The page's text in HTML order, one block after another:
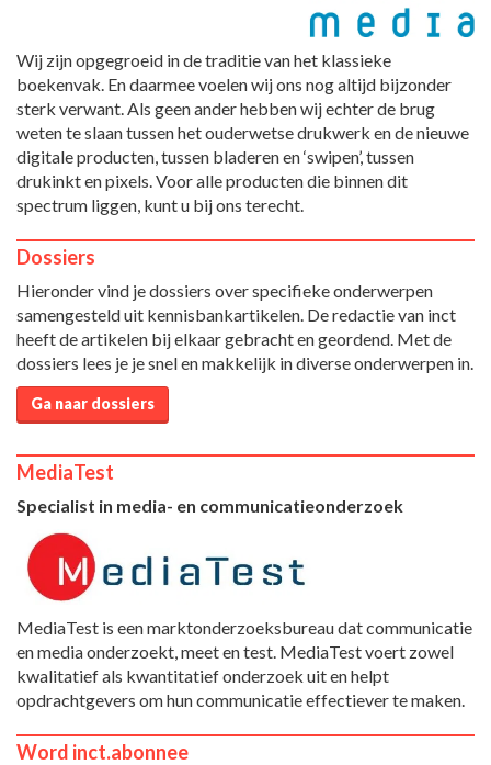
Wij zijn opgegroeid in de traditie van het klassieke
boekenvak. En daarmee voelen wij ons nog altijd bijzonder
sterk verwant. Als geen ander hebben wij echter de brug
weten te slaan tussen het ouderwetse drukwerk en de nieuwe
digitale producten, tussen bladeren en ‘swipen’, tussen
drukinkt en pixels. Voor alle producten die binnen dit
spectrum liggen, kunt u bij ons terecht.
Dossiers
Hieronder vind je dossiers over specifieke onderwerpen
samengesteld uit kennisbankartikelen. De redactie van inct
heeft de artikelen bij elkaar gebracht en geordend. Met de
dossiers lees je je snel en makkelijk in diverse onderwerpen in.
Ga naar dossiers
MediaTest
Specialist in media- en communicatieonderzoek
MediaTest is een marktonderzoeksbureau dat communicatie
en media onderzoekt, meet en test. MediaTest voert zowel
kwalitatief als kwantitatief onderzoek uit en helpt
opdrachtgevers om hun communicatie effectiever te maken.
Word inct.abonnee